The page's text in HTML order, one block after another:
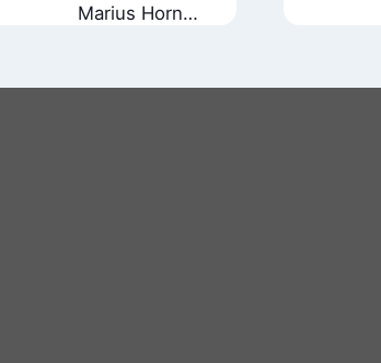
Marius Horn